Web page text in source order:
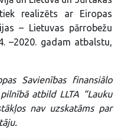
realizēts ar Eiropas
– Lietuvas pārrobežu
–2020. gadam atbalstu,
Savienības finansiālo
atbild LLTA “Lauku
nav uzskatāms par